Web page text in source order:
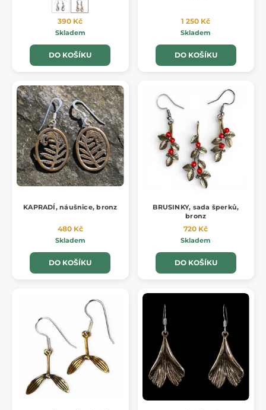
390 Kč
Skladem
DO KOŠÍKU
1 250 Kč
Skladem
DO KOŠÍKU
KAPRADÍ, náušnice, bronz
480 Kč
Skladem
DO KOŠÍKU
BRUSINKY, sada šperků,
bronz
720 Kč
Skladem
DO KOŠÍKU